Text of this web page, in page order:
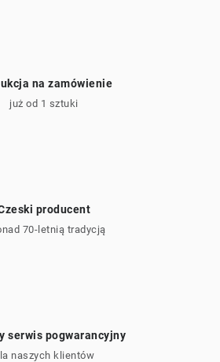
na zamówienie
już od 1 sztuki
producent
70-letnią tradycją
serwis pogwarancyjny
naszych klientów